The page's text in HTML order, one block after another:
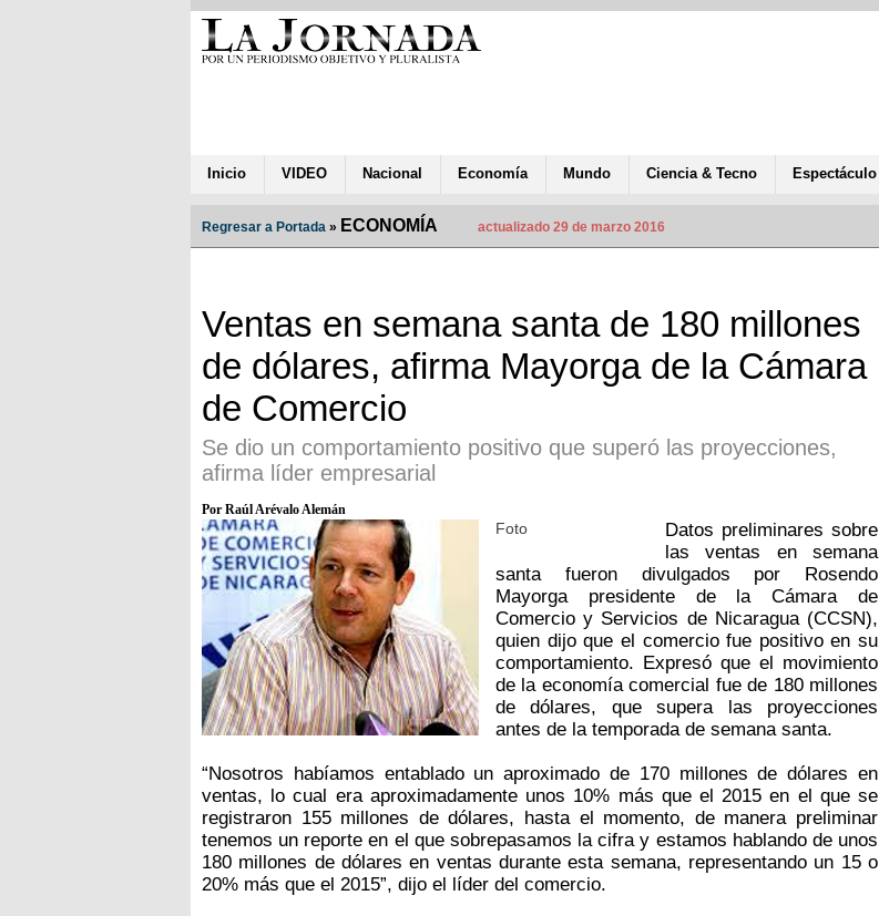
Inicio VIDEO Nacional Economía Mundo Ciencia & Tecno Espectáculo
Regresar a Portada » ECONOMÍA actualizado 29 de marzo 2016
Ventas en semana santa de 180 millones
de dólares, afirma Mayorga de la Cámara
de Comercio
Se dio un comportamiento positivo que superó las proyecciones,
afirma líder empresarial
Por Raúl Arévalo Alemán
Foto
Datos preliminares sobre
las ventas en semana
santa fueron divulgados por Rosendo
Mayorga presidente de la Cámara de
Comercio y Servicios de Nicaragua (CCSN),
quien dijo que el comercio fue positivo en su
comportamiento. Expresó que el movimiento
de la economía comercial fue de 180 millones
de dólares, que supera las proyecciones
antes de la temporada de semana santa.
“Nosotros habíamos entablado un aproximado de 170 millones de dólares en
ventas, lo cual era aproximadamente unos 10% más que el 2015 en el que se
registraron 155 millones de dólares, hasta el momento, de manera preliminar
tenemos un reporte en el que sobrepasamos la cifra y estamos hablando de unos
180 millones de dólares en ventas durante esta semana, representando un 15 o
20% más que el 2015”, dijo el líder del comercio.